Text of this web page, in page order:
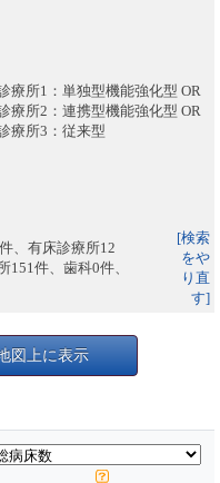
療所1：単独型機能強化型 OR
療所2：連携型機能強化型 OR
療所3：従来型
、有床診療所12
151件、歯科0件、
[検索
をや
り直
す]
図上に表示